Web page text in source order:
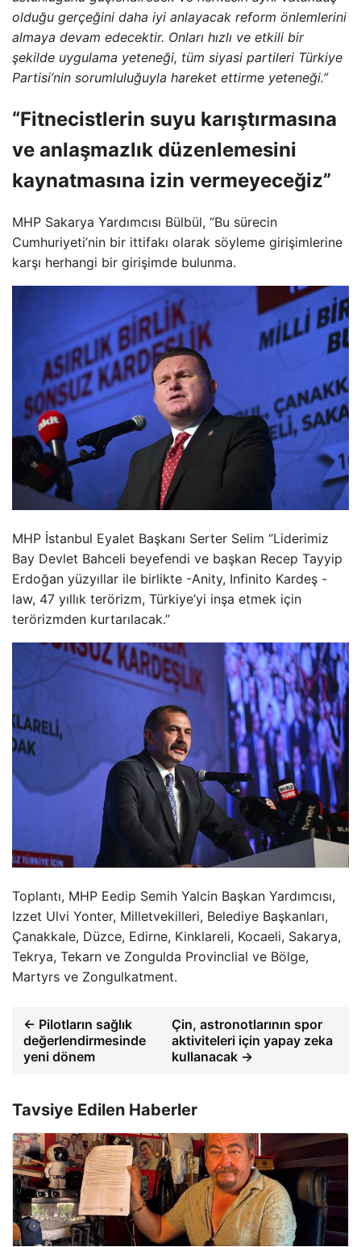
olduğu gerçeğini daha iyi anlayacak reform önlemlerini
almaya devam edecektir. Onları hızlı ve etkili bir
şekilde uygulama yeteneği, tüm siyasi partileri Türkiye
Partisi’nin sorumluluğuyla hareket ettirme yeteneği.”
“Fitnecistlerin suyu karıştırmasına
ve anlaşmazlık düzenlemesini
kaynatmasına izin vermeyeceğiz”
MHP Sakarya Yardımcısı Bülbül, “Bu sürecin
Cumhuriyeti’nin bir ittifakı olarak söyleme girişimlerine
karşı herhangi bir girişimde bulunma.
MHP İstanbul Eyalet Başkanı Serter Selim “Liderimiz
Bay Devlet Bahceli beyefendi ve başkan Recep Tayyip
Erdoğan yüzyıllar ile birlikte -Anity, Infinito Kardeş -
law, 47 yıllık terörizm, Türkiye’yi inşa etmek için
terörizmden kurtarılacak.”
Toplantı, MHP Eedip Semih Yalcin Başkan Yardımcısı,
Izzet Ulvi Yonter, Milletvekilleri, Belediye Başkanları,
Çanakkale, Düzce, Edirne, Kinklareli, Kocaeli, Sakarya,
Tekrya, Tekarn ve Zongulda Provinclial ve Bölge,
Martyrs ve Zongulkatment.
← Pilotların sağlık
değerlendirmesinde
yeni dönem
Çin, astronotlarının spor
aktiviteleri için yapay zeka
kullanacak →
Tavsiye Edilen Haberler